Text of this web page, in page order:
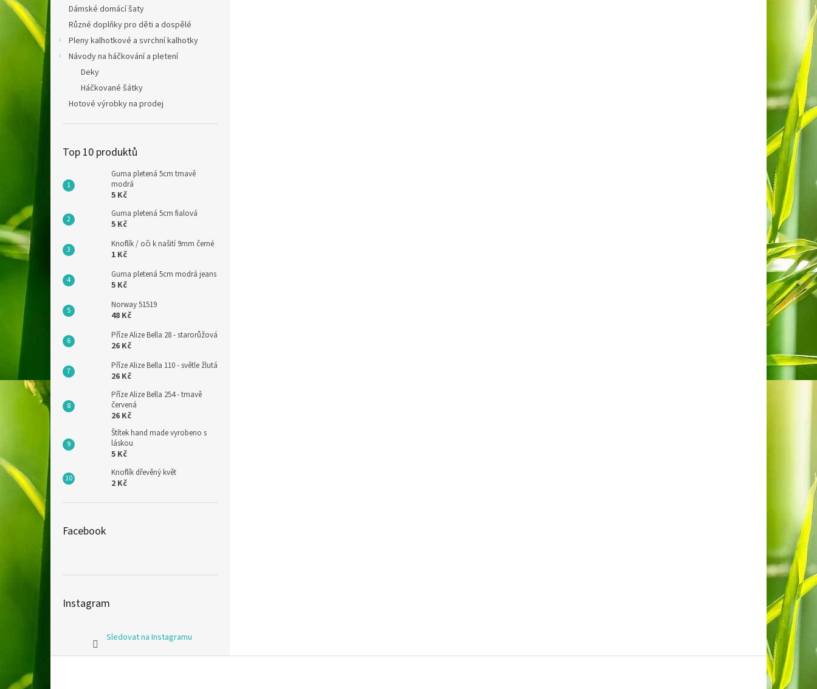
Dámské domácí šaty
Různé doplňky pro děti a dospělé
Pleny kalhotkové a svrchní kalhotky
Návody na háčkování a pletení
Deky
Háčkované šátky
Hotové výrobky na prodej
Top 10 produktů
Guma pletená 5cm tmavě
modrá
5 Kč
Guma pletená 5cm fialová
5 Kč
Knoflík / oči k našití 9mm černé
1 Kč
Guma pletená 5cm modrá jeans
5 Kč
Norway 51519
48 Kč
Příze Alize Bella 28 - starorůžová
26 Kč
Příze Alize Bella 110 - světle žlutá
26 Kč
Příze Alize Bella 254 - tmavě
červená
26 Kč
Štítek hand made vyrobeno s
láskou
5 Kč
Knoflík dřevěný květ
2 Kč
Facebook
Instagram
Sledovat na Instagramu